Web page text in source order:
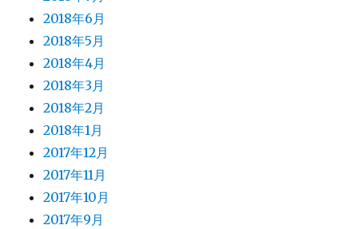
2018年6月
2018年5月
2018年4月
2018年3月
2018年2月
2018年1月
2017年12月
2017年11月
2017年10月
2017年9月